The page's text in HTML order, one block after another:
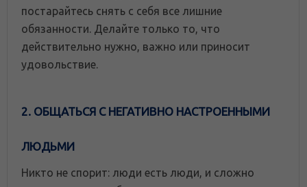
постарайтесь снять с себя все лишние
обязанности. Делайте только то, что
действительно нужно, важно или приносит
удовольствие.
2. ОБЩАТЬСЯ С НЕГАТИВНО НАСТРОЕННЫМИ
ЛЮДЬМИ
Никто не спорит: люди есть люди, и сложно